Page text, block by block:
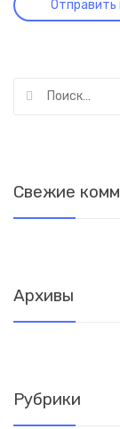
Свежие
Архивы
Рубрики